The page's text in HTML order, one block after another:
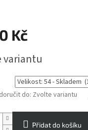
Kč
variantu
do: Zvolte variantu
Přidat do košíku